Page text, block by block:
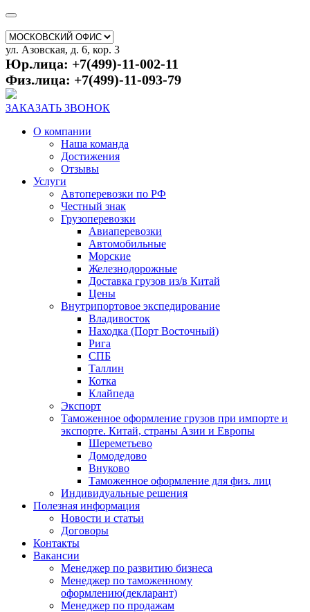
ул. Азовская, д. 6, кор. 3
Юр.лица: +7(499)-11-002-11
Физ.лица: +7(499)-11-093-79
ЗАКАЗАТЬ ЗВОНОК
О компании
Наша команда
Достижения
Отзывы
Услуги
Автоперевозки по РФ
Честный знак
Грузоперевозки
Авиаперевозки
Автомобильные
Морские
Железнодорожные
Доставка грузов из/в Китай
Цены
Внутрипортовое экспедирование
Владивосток
Находка (Порт Восточный)
Рига
СПБ
Таллин
Котка
Клайпеда
Экспорт
Таможенное оформление грузов при импорте и
экспорте. Китай, страны Азии и Европы
Шереметьево
Домодедово
Внуково
Таможенное оформление для физ. лиц
Индивидуальные решения
Полезная информация
Новости и статьи
Договоры
Контакты
Вакансии
Менеджер по развитию бизнеса
Менеджер по таможенному
оформлению(декларант)
Менеджер по продажам